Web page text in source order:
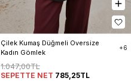
Çilek Kumaş Düğmeli Oversize
Kadın Gömlek
+6
1.047,00TL
SEPETTE NET 785,25TL